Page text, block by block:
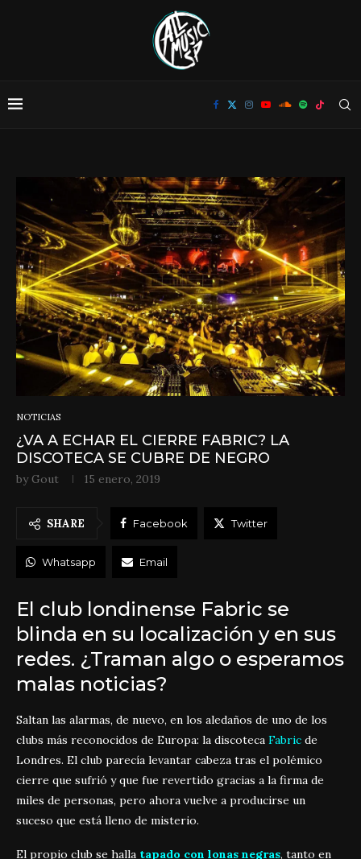
NOTICIAS
¿VA A ECHAR EL CIERRE FABRIC? LA
DISCOTECA SE CUBRE DE NEGRO
by Gout 15 enero, 2019
SHARE Facebook Twitter
Whatsapp Email
El club londinense Fabric se
blinda en su localización y en sus
redes. ¿Traman algo o esperamos
malas noticias?
Saltan las alarmas, de nuevo, en los aledaños de uno de los
clubs más reconocidos de Europa: la discoteca Fabric de
Londres. El club parecía levantar cabeza tras el polémico
cierre que sufrió y que fue revertido gracias a la firma de
miles de personas, pero ahora vuelve a producirse un
suceso que está lleno de misterio.
El propio club se halla tapado con lonas negras, tanto en